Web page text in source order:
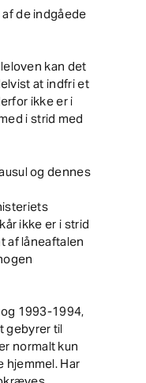
de indgåede
kan det
at indfri et
ikke er i
i strid med
og dennes
ikke er i strid
af låneaftalen
1993-1994,
gebyrer til
normalt kun
Har